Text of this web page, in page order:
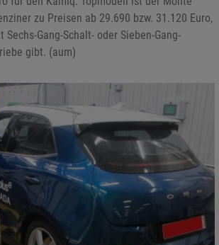
zu Preisen ab 29.690 bzw. 31.120 Euro,
Gang-Schalt- oder Sieben-Gang-
gibt. (aum)